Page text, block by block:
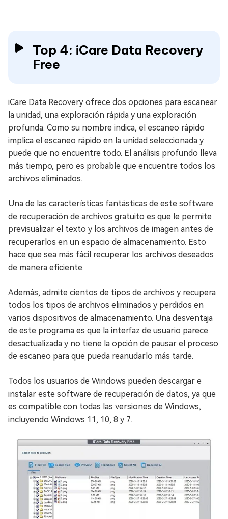
Top 4: iCare Data Recovery
Free
iCare Data Recovery ofrece dos opciones para escanear
la unidad, una exploración rápida y una exploración
profunda. Como su nombre indica, el escaneo rápido
implica el escaneo rápido en la unidad seleccionada y
puede que no encuentre todo. El análisis profundo lleva
más tiempo, pero es probable que encuentre todos los
archivos eliminados.
Una de las características fantásticas de este software
de recuperación de archivos gratuito es que le permite
previsualizar el texto y los archivos de imagen antes de
recuperarlos en un espacio de almacenamiento. Esto
hace que sea más fácil recuperar los archivos deseados
de manera eficiente.
Además, admite cientos de tipos de archivos y recupera
todos los tipos de archivos eliminados y perdidos en
varios dispositivos de almacenamiento. Una desventaja
de este programa es que la interfaz de usuario parece
desactualizada y no tiene la opción de pausar el proceso
de escaneo para que pueda reanudarlo más tarde.
Todos los usuarios de Windows pueden descargar e
instalar este software de recuperación de datos, ya que
es compatible con todas las versiones de Windows,
incluyendo Windows 11, 10, 8 y 7.